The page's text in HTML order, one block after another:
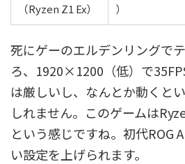
（Ryzen Z1 Ex）
）
死にゲーのエルデンリングで
ろ、1920×1200（低）で
は厳しいし、なんとか動くと
しれません。このゲームは
という感じですね。初代ROG
い設定を上げられます。